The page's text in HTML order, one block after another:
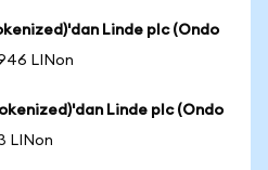
Linde plc (Ondo
LINon
Linde plc (Ondo
LINon